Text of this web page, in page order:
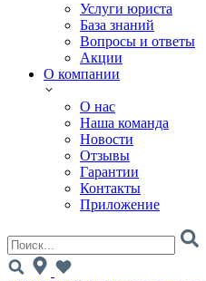
Услуги юриста
База знаний
Вопросы и ответы
Акции
О компании
О нас
Наша команда
Новости
Отзывы
Гарантии
Контакты
Приложение